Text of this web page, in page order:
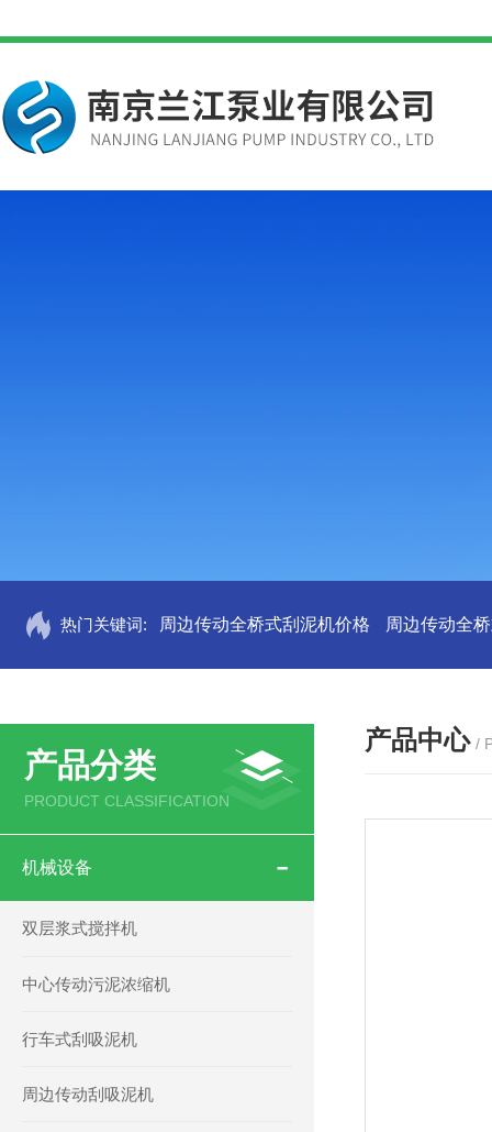
热门关键词: 周边传动全桥式刮泥机价格 周边传动全
产品分类
PRODUCT CLASSIFICATION
机械设备
双层浆式搅拌机
中心传动污泥浓缩机
行车式刮吸泥机
周边传动刮吸泥机
产品中心 /